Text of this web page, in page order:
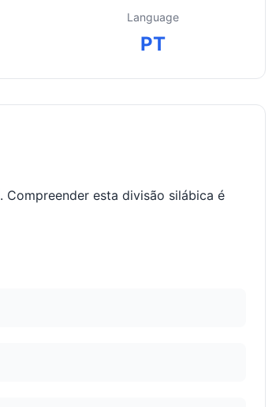
Language
PT
. Compreender esta divisão silábica é